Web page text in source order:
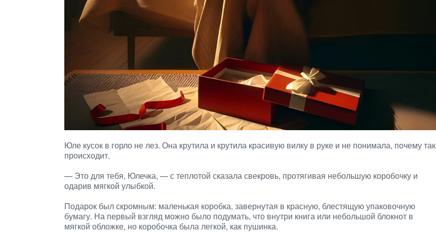
Юле кусок в горло не лез. Она крутила и крутила красивую вилку в руке и не понимала, почему так
происходит.
— Это для тебя, Юлечка, — с теплотой сказала свекровь, протягивая небольшую коробочку и
одарив мягкой улыбкой.
Подарок был скромным: маленькая коробка, завернутая в красную, блестящую упаковочную
бумагу. На первый взгляд можно было подумать, что внутри книга или небольшой блокнот в
мягкой обложке, но коробочка была легкой, как пушинка.